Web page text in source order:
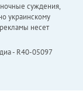
суждения,
украинскому
несет
- R40-05097